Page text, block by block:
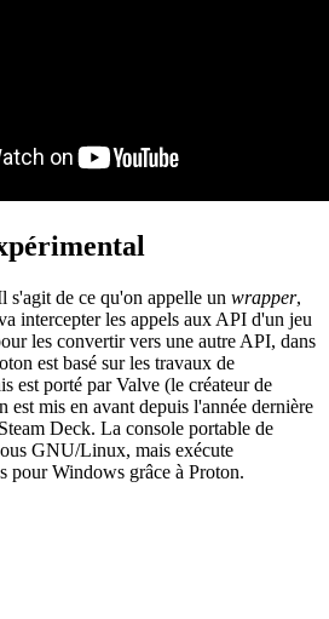
s'agit de ce qu'on appelle un wrapper,
intercepter les appels aux API d'un jeu
les convertir vers une autre API, dans
est basé sur les travaux de
est porté par Valve (le créateur de
est mis en avant depuis l'année dernière
Deck. La console portable de
GNU/Linux, mais exécute
pour Windows grâce à Proton.